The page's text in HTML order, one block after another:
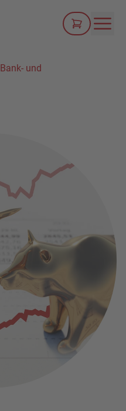
Bank- und